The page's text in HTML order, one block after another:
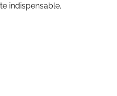
indispensable.